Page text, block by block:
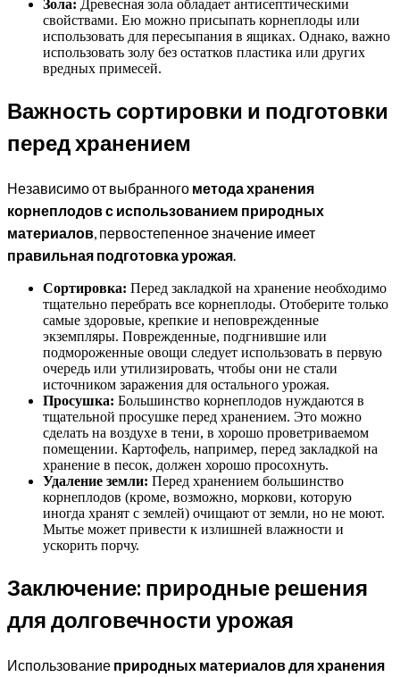
Зола: Древесная зола обладает антисептическими
свойствами. Ею можно присыпать корнеплоды или
использовать для пересыпания в ящиках. Однако, важно
использовать золу без остатков пластика или других
вредных примесей.
Важность сортировки и подготовки
перед хранением
Независимо от выбранного метода хранения
корнеплодов с использованием природных
материалов, первостепенное значение имеет
правильная подготовка урожая.
Сортировка: Перед закладкой на хранение необходимо
тщательно перебрать все корнеплоды. Отоберите только
самые здоровые, крепкие и неповрежденные
экземпляры. Поврежденные, подгнившие или
подмороженные овощи следует использовать в первую
очередь или утилизировать, чтобы они не стали
источником заражения для остального урожая.
Просушка: Большинство корнеплодов нуждаются в
тщательной просушке перед хранением. Это можно
сделать на воздухе в тени, в хорошо проветриваемом
помещении. Картофель, например, перед закладкой на
хранение в песок, должен хорошо просохнуть.
Удаление земли: Перед хранением большинство
корнеплодов (кроме, возможно, моркови, которую
иногда хранят с землей) очищают от земли, но не моют.
Мытье может привести к излишней влажности и
ускорить порчу.
Заключение: природные решения
для долговечности урожая
Использование природных материалов для хранения